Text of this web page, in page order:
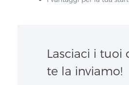
Lasciaci i tuoi
te la inviamo!